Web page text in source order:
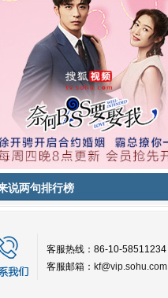
说两句排行榜
客服热线：86-10-58511234
客服邮箱： kf@vip.sohu.com